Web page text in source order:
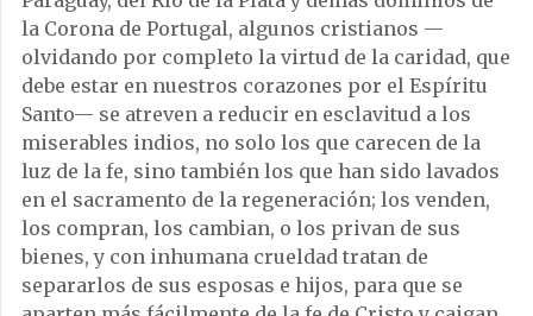
la Corona de Portugal, algunos cristianos —
olvidando por completo la virtud de la caridad, que
debe estar en nuestros corazones por el Espíritu
Santo— se atreven a reducir en esclavitud a los
miserables indios, no solo los que carecen de la
luz de la fe, sino también los que han sido lavados
en el sacramento de la regeneración; los venden,
los compran, los cambian, o los privan de sus
bienes, y con inhumana crueldad tratan de
separarlos de sus esposas e hijos, para que se